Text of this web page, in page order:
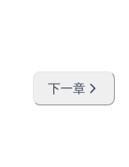
下一章